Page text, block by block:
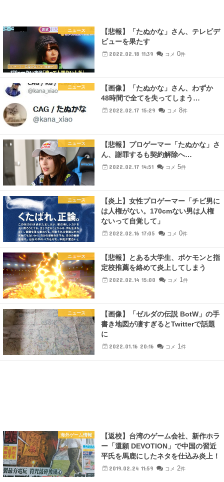
ニュース
【悲報】「たぬかな」さん、テレビデ
ビューを果たす
2022.02.18 11:39 コメ 0件
ニュース
【画像】「たぬかな」さん、わずか
48時間で全てを失ってしまう…
2022.02.17 15:29 コメ 8件
ニュース
【悲報】プロゲーマー「たぬかな」さ
ん、謝罪するも契約解除へ…
2022.02.17 14:51 コメ 5件
ニュース
【炎上】女性プロゲーマー「チビ男に
は人権がない。170cmない男は人権
ないって自覚して」
2022.02.16 17:05 コメ 0件
ニュース
【悲報】とある大学生、ポケモンと指
定校推薦を絡めて炎上してしまう
2022.02.14 15:00 コメ 1件
ニュース
【画像】「ゼルダの伝説 BotW」の手
書き地図が凄すぎるとTwitterで話題
に
2022.01.16 20:16 コメ 1件
海外ゲーム情報
【返校】台湾のゲーム会社、新作ホラ
ー「還願 DEVOTION」で中国の習近
平氏を馬鹿にしたネタを仕込み炎上！
2019.02.24 11:59 コメ 2件